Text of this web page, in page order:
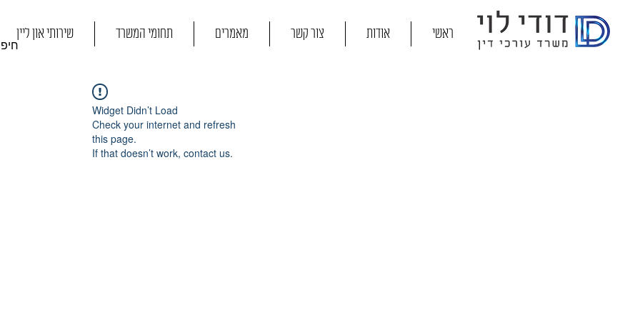
שירותי און ליין תחומי המשרד מאמרים צור קשר אודות ראשי
Widget Didn’t Load
Check your internet and refresh
this page.
If that doesn’t work, contact us.